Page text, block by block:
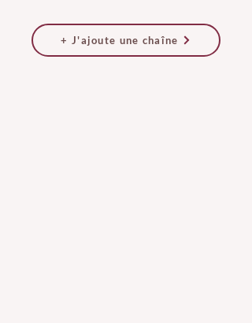
+ J'ajoute une chaîne